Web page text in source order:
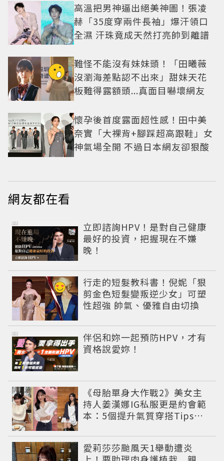
高溫把男神逼出絕美神圖！張凌
赫「35度穿兩件長袖」爆汗領口
全濕 汗珠竟成天然打亮帥到離譜
難怪不能沒有妹妹頭！「田曦薇
沒瀏海差點認不出來」甜妹天花
板難得露額頭...真面目嚇壞網友
懷孕後首度露面超性感！田中美
奈實「大裸背+腳踩超高跟鞋」女
神氣場全開 不過日本網友卻狠酸
網友都在看
立即諮詢HPV！是對自己健康
最好的投資，把握現在不嫌
晚！
PR
行走的短髮教科書！倪妮「狠
剪金色短髮變叛逆少女」可塑
性超強 帥氣、優雅自由切換
伴侶和妳一起預防HPV，才有
資格說愛妳！
PR
《母胎單身大作戰2》美女主
持人姜漢娜IG私服更是約會範
本：5個提升氣質穿搭Tips公
愛莉莎莎颱風天1舉動遭炎